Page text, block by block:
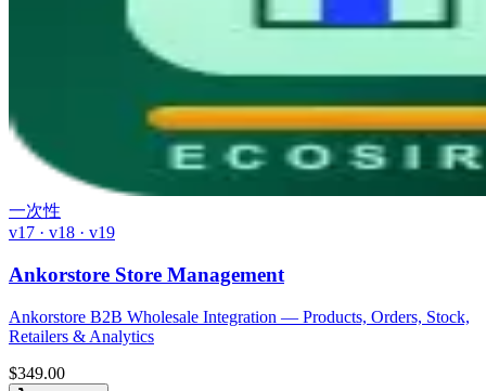
一次性
v17 · v18 · v19
Ankorstore Store Management
Ankorstore B2B Wholesale Integration — Products, Orders, Stock,
Retailers & Analytics
$349.00